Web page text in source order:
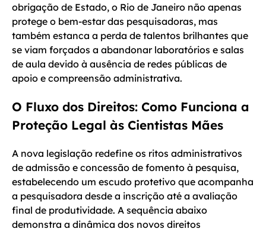
obrigação de Estado, o Rio de Janeiro não apenas
protege o bem-estar das pesquisadoras, mas
também estanca a perda de talentos brilhantes que
se viam forçados a abandonar laboratórios e salas
de aula devido à ausência de redes públicas de
apoio e compreensão administrativa.
O Fluxo dos Direitos: Como Funciona a
Proteção Legal às Cientistas Mães
A nova legislação redefine os ritos administrativos
de admissão e concessão de fomento à pesquisa,
estabelecendo um escudo protetivo que acompanha
a pesquisadora desde a inscrição até a avaliação
final de produtividade. A sequência abaixo
demonstra a dinâmica dos novos direitos